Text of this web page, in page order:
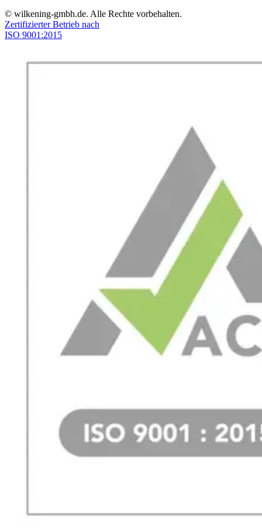
© wilkening-gmbh.de. Alle Rechte vorbehalten.
Zertifizierter Betrieb nach
ISO 9001:2015